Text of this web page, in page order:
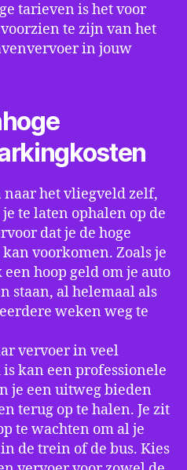
tarieven is het voor
te zijn van het
in jouw
naar het vliegveld zelf,
te laten ophalen op de
dat je de hoge
voorkomen. Zoals je
hoop geld om je auto
staan, al helemaal als
weken weg te
vervoer in veel
kan een professionele
je een uitweg bieden
terug op te halen. Je zit
te wachten om al je
de trein of de bus. Kies